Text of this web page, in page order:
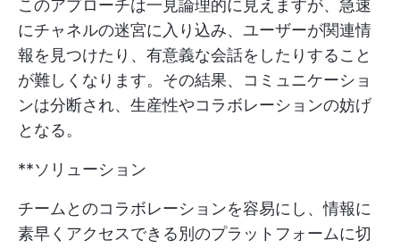
このアプローチは一見論理的に見えますが、急速
にチャネルの迷宮に入り込み、ユーザーが関連情
報を見つけたり、有意義な会話をしたりすること
が難しくなります。その結果、コミュニケーショ
ンは分断され、生産性やコラボレーションの妨げ
となる。
**ソリューション
チームとのコラボレーションを容易にし、情報に
素早くアクセスできる別のプラットフォームに切